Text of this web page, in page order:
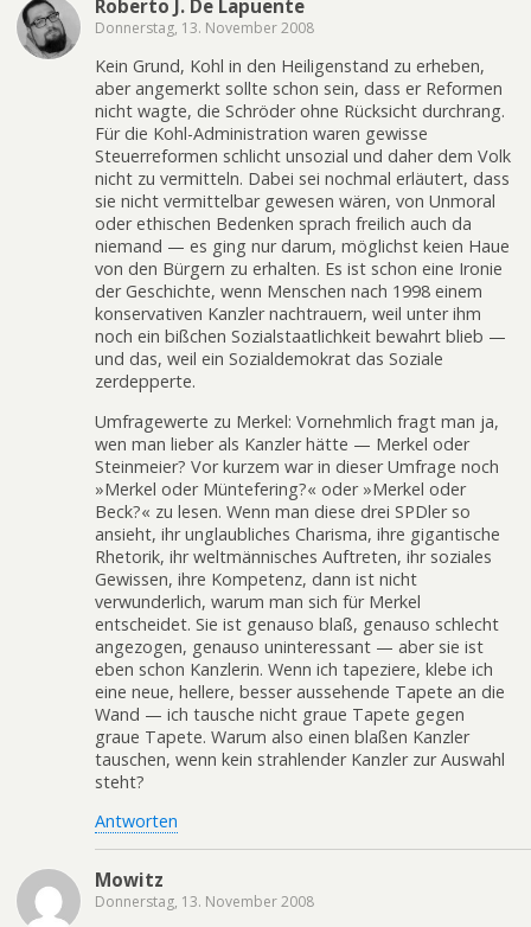
Roberto J. De Lapuente
Donnerstag, 13. November 2008
Kein Grund, Kohl in den Heiligenstand zu erheben,
aber angemerkt sollte schon sein, dass er Reformen
nicht wagte, die Schröder ohne Rücksicht durchrang.
Für die Kohl-Administration waren gewisse
Steuerreformen schlicht unsozial und daher dem Volk
nicht zu vermitteln. Dabei sei nochmal erläutert, dass
sie nicht vermittelbar gewesen wären, von Unmoral
oder ethischen Bedenken sprach freilich auch da
niemand — es ging nur darum, möglichst keien Haue
von den Bürgern zu erhalten. Es ist schon eine Ironie
der Geschichte, wenn Menschen nach 1998 einem
konservativen Kanzler nachtrauern, weil unter ihm
noch ein bißchen Sozialstaatlichkeit bewahrt blieb —
und das, weil ein Sozialdemokrat das Soziale
zerdepperte.
Umfragewerte zu Merkel: Vornehmlich fragt man ja,
wen man lieber als Kanzler hätte — Merkel oder
Steinmeier? Vor kurzem war in dieser Umfrage noch
»Merkel oder Müntefering?« oder »Merkel oder
Beck?« zu lesen. Wenn man diese drei SPDler so
ansieht, ihr unglaubliches Charisma, ihre gigantische
Rhetorik, ihr weltmännisches Auftreten, ihr soziales
Gewissen, ihre Kompetenz, dann ist nicht
verwunderlich, warum man sich für Merkel
entscheidet. Sie ist genauso blaß, genauso schlecht
angezogen, genauso uninteressant — aber sie ist
eben schon Kanzlerin. Wenn ich tapeziere, klebe ich
eine neue, hellere, besser aussehende Tapete an die
Wand — ich tausche nicht graue Tapete gegen
graue Tapete. Warum also einen blaßen Kanzler
tauschen, wenn kein strahlender Kanzler zur Auswahl
steht?
Antworten
Mowitz
Donnerstag, 13. November 2008